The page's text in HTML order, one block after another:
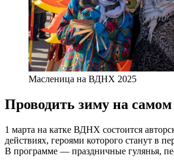
Масленица на ВДНХ 2025
Проводить зиму на
1 марта на катке ВДНХ состоится
действиях, героями которого станут в
В программе — праздничные гулянья,